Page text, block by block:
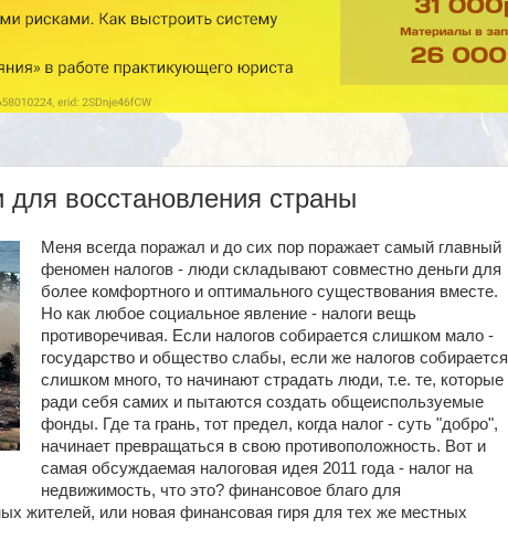
восстановления страны
Меня всегда поражал и до сих пор поражает самый главный
феномен налогов - люди складывают совместно деньги для
более комфортного и оптимального существования вместе.
Но как любое социальное явление - налоги вещь
противоречивая. Если налогов собирается слишком мало -
государство и общество слабы, если же налогов собирается
слишком много, то начинают страдать люди, т.е. те, которые
ради себя самих и пытаются создать общеиспользуемые
фонды. Где та грань, тот предел, когда налог - суть "добро",
начинает превращаться в свою противоположность. Вот и
самая обсуждаемая налоговая идея 2011 года - налог на
недвижимость, что это? финансовое благо для
жителей, или новая финансовая гиря для тех же местных